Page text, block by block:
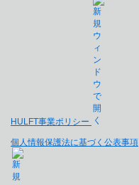
HULFT事業ポリシー
個人情報保護法に基づく公表事項